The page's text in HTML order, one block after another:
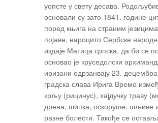
уопсте у свету десава.
основали су зато 1841. године
поред књига на страним
појаве, нароцито Сербске
издаје Матица српска, да би се
основао је круседолски
иризани одрзанвају 23.
градска слава Ирига Време
крљу (рицинус), хајдучку траву
дрена, шипка, оскоруше, шљиве и
разне болести. Такође се